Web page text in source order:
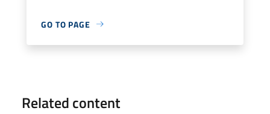
GO TO PAGE
Related content